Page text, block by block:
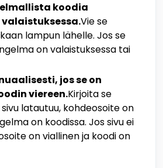
koodia
Vie se
lampun lähelle. Jos se
on valaistuksessa tai
jos se on
viereen.Kirjoita se
latautuu, kohdeosoite on
on koodissa. Jos sivu ei
on viallinen ja koodi on